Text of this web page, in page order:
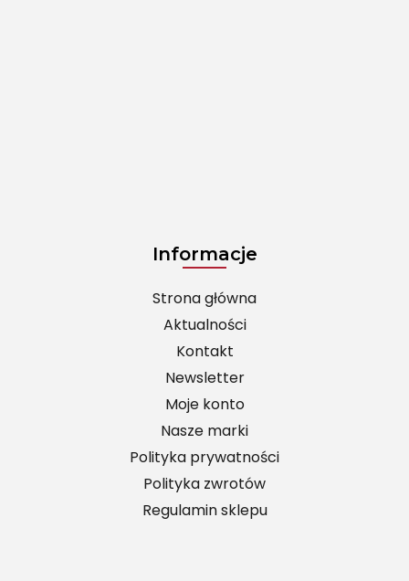
Informacje
Strona główna
Aktualności
Kontakt
Newsletter
Moje konto
Nasze marki
Polityka prywatności
Polityka zwrotów
Regulamin sklepu